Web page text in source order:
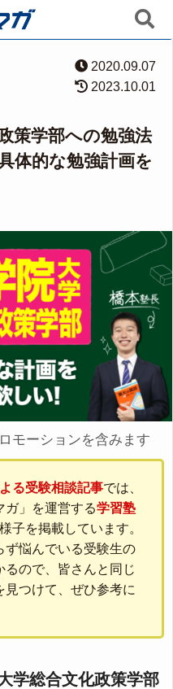
2020.09.07
2023.10.01
策学部への勉強法
体的な勉強計画を
モーションを含みます
る受験相談記事では、
ガ」を運営する学習塾
子を掲載しています。
ず悩んでいる受験生の
ので、皆さんと同じ
つけて、ぜひ参考に
学総合文化政策学部